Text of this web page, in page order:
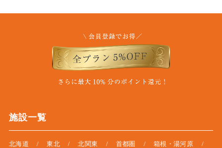
施設一覧
北海道 東北 北関東 首都圏
箱根・湯河原